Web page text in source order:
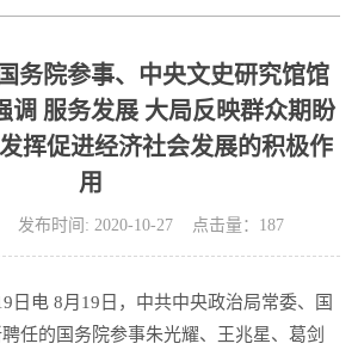
务院参事、中央文史研究馆馆
调 服务发展 大局反映群众期盼
挥促进经济社会发展的积极作
用
发布时间: 2020-10-27 点击量： 187
日电 8月19日，中共中央政治局常委、国
任的国务院参事朱光耀、王兆星、葛剑